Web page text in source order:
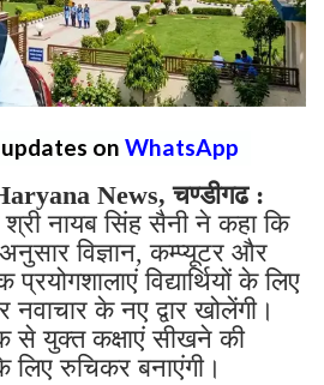
on WhatsApp
News, चण्डीगढ :
श्री नायब सिंह सैनी ने कहा कि
विज्ञान, कम्प्यूटर और
विद्यार्थियों के लिए
के नए द्वार खोलेंगी।
से युक्त कक्षाएं सीखने की
लिए रुचिकर बनाएंगी।